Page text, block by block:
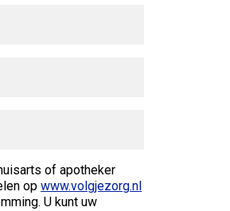
of apotheker
op www.volgjezorg.nl
U kunt uw